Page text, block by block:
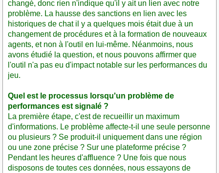
changé, donc rien n'indique qu'il y ait un lien avec notre
problème. La hausse des sanctions en lien avec les
historiques de chat il y a quelques mois était due à un
changement de procédures et à la formation de nouveaux
agents, et non à l'outil en lui-même. Néanmoins, nous
avons étudié la question, et nous pouvons affirmer que
l'outil n'a pas eu d'impact notable sur les performances du
jeu.
Quel est le processus lorsqu'un problème de
performances est signalé ?
La première étape, c'est de recueillir un maximum
d'informations. Le problème affecte-t-il une seule personne
ou plusieurs ? Se produit-il uniquement dans une région
ou une zone précise ? Sur une plateforme précise ?
Pendant les heures d'affluence ? Une fois que nous
disposons de toutes ces données, nous essayons de